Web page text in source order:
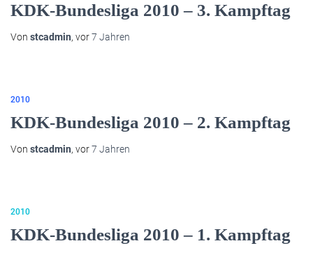
KDK-Bundesliga 2010 – 3. Kampftag
Von stcadmin, vor7 Jahren
2010
KDK-Bundesliga 2010 – 2. Kampftag
Von stcadmin, vor7 Jahren
2010
KDK-Bundesliga 2010 – 1. Kampftag